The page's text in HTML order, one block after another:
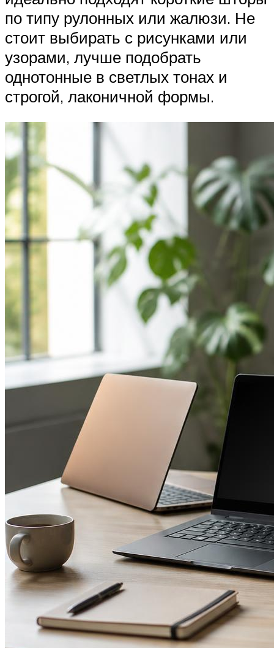
по типу рулонных или жалюзи. Не
стоит выбирать с рисунками или
узорами, лучше подобрать
однотонные в светлых тонах и
строгой, лаконичной формы.